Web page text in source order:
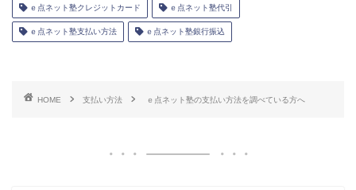
ｅ点ネット塾クレジットカード ｅ点ネット塾代引
ｅ点ネット塾支払い方法 ｅ点ネット塾銀行振込
HOME 支払い方法 ｅ点ネット塾の支払い方法を調べている方へ